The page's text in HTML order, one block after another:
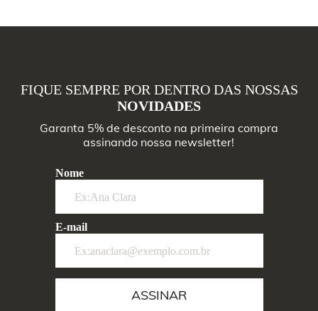
FIQUE SEMPRE POR DENTRO DAS NOSSAS
NOVIDADES
Garanta 5% de desconto na primeira compra
assinando nossa newsletter!
Nome
E-mail
ASSINAR